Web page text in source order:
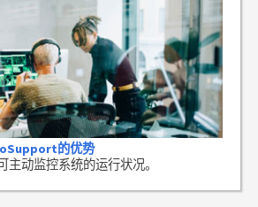
的优势
主动监控系统的运行状况。